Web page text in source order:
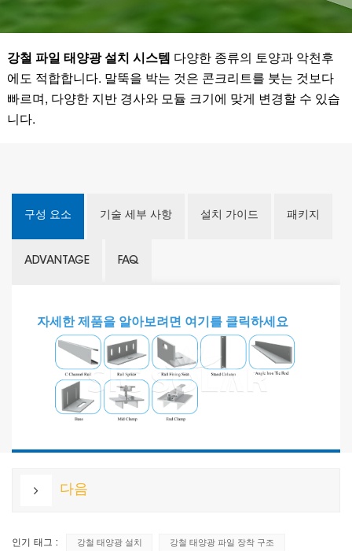
강철 파일 태양광 설치 시스템 다양한 종류의 토양과 악천후
에도 적합합니다. 말뚝을 박는 것은 콘크리트를 붓는 것보다
빠르며, 다양한 지반 경사와 모듈 크기에 맞게 변경할 수 있습
니다.
구성 요소 기술 세부 사항 설치 가이드 패키지
ADVANTAGE FAQ
자세한 제품을 알아보려면 여기를 클릭하세요
다음
인기 태그 : 강철 태양광 설치 강철 태양광 파일 장착 구조